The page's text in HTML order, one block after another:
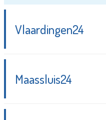
Vlaardingen24
Maassluis24